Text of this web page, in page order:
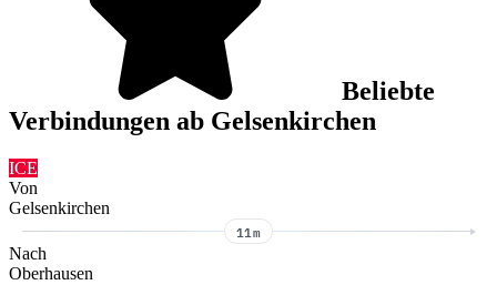
Beliebte
Verbindungen ab Gelsenkirchen
ICE
Von
Gelsenkirchen
11m
Nach
Oberhausen